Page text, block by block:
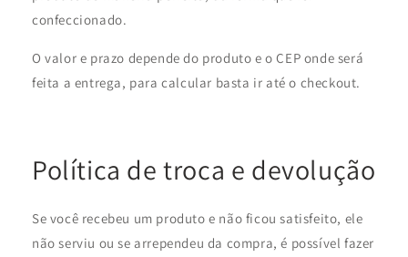
confeccionado.
O valor e prazo depende do produto e o CEP onde será
feita a entrega, para calcular basta ir até o checkout.
Política de troca e devolução
Se você recebeu um produto e não ficou satisfeito, ele
não serviu ou se arrependeu da compra, é possível fazer